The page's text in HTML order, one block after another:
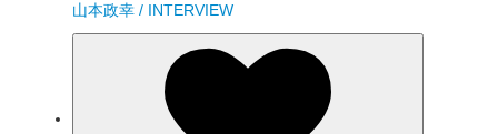
山本政幸 / INTERVIEW